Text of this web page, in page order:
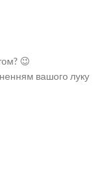
😉
вашого луку